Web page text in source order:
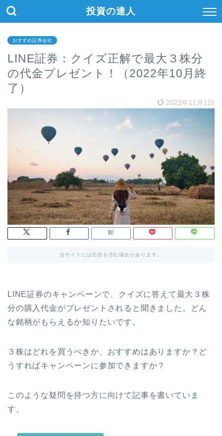
投資の達人
おすすめ証券会社
LINE証券：クイズ正解で最大３株分
の代金プレゼント！（2022年10月終
了）
2022年11月1日
当サイトには広告を含む場合があります。
LINE証券のキャンペーンで、クイズに答えて最大３株
分の購入代金がプレゼントされると聞きました。どん
な銘柄がもらえるか知りたいです。
３株はどれを買うべきか、おすすめはありますか？ど
うすればキャンペーンに参加できますか？
このような疑問を持つ方に向けて記事を書いていま
す。